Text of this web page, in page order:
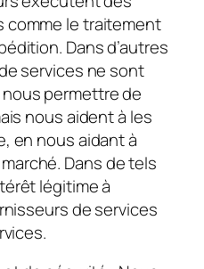
le traitement
Dans d’autres
services ne sont
permettre de
nous aident à les
en nous aidant à
Dans de tels
légitime à
de services